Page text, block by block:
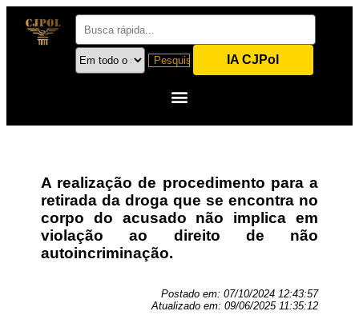
IA CJPol
A realização de procedimento para a
retirada da droga que se encontra no
corpo do acusado não implica em
violação ao direito de não
autoincriminação.
Postado em: 07/10/2024 12:43:57
Atualizado em: 09/06/2025 11:35:12